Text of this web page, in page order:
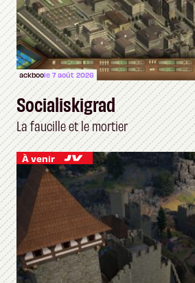
ackboole 7 août 2026
Socialiskigrad
La faucille et le mortier
À venir